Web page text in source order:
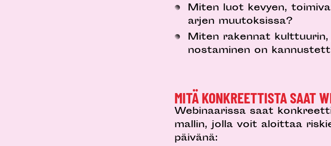
Miten luot kevyen,
arjen muutoksissa?
Miten rakennat
nostaminen on
MITÄ KONKREETTISTA SAAT
Webinaarissa saat
mallin, jolla voit aloittaa
päivänä: